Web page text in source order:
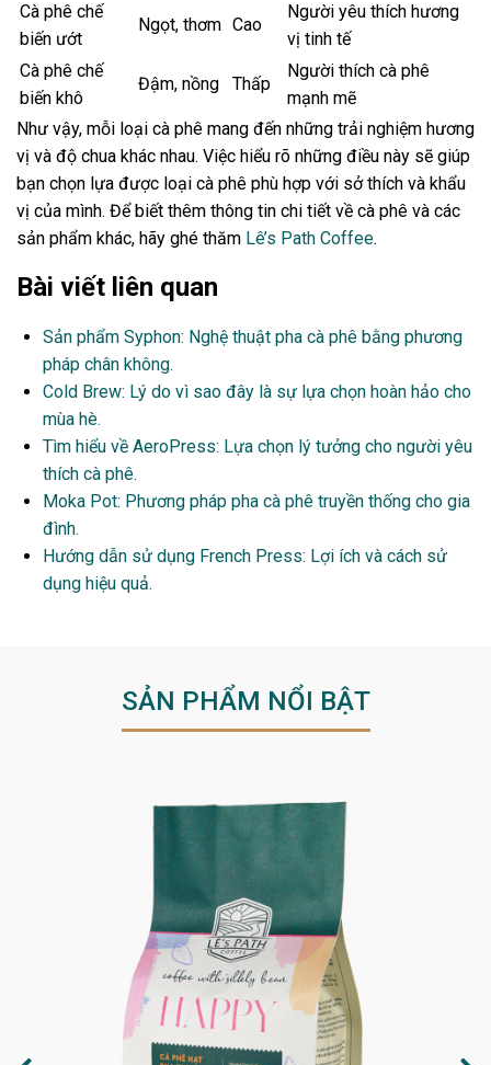
Cà phê chế
biến ướt
Ngọt, thơm Cao
Người yêu thích hương
vị tinh tế
Cà phê chế
biến khô
Đậm, nồng Thấp
Người thích cà phê
mạnh mẽ
Như vậy, mỗi loại cà phê mang đến những trải nghiệm hương
vị và độ chua khác nhau. Việc hiểu rõ những điều này sẽ giúp
bạn chọn lựa được loại cà phê phù hợp với sở thích và khẩu
vị của mình. Để biết thêm thông tin chi tiết về cà phê và các
sản phẩm khác, hãy ghé thăm Lê’s Path Coffee.
Bài viết liên quan
Sản phẩm Syphon: Nghệ thuật pha cà phê bằng phương
pháp chân không.
Cold Brew: Lý do vì sao đây là sự lựa chọn hoàn hảo cho
mùa hè.
Tìm hiểu về AeroPress: Lựa chọn lý tưởng cho người yêu
thích cà phê.
Moka Pot: Phương pháp pha cà phê truyền thống cho gia
đình.
Hướng dẫn sử dụng French Press: Lợi ích và cách sử
dụng hiệu quả.
SẢN PHẨM NỔI BẬT